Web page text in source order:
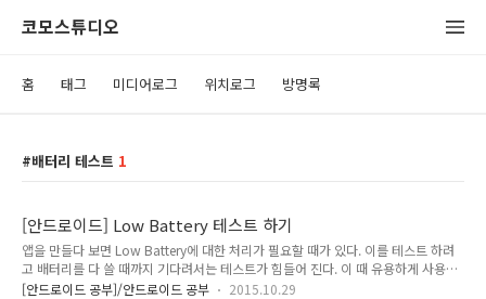
코모스튜디오
홈 태그 미디어로그 위치로그 방명록
배터리 테스트 1
[안드로이드] Low Battery 테스트 하기
앱을 만들다 보면 Low Battery에 대한 처리가 필요할 때가 있다. 이를 테스트 하려
고 배터리를 다 쓸 때까지 기다려서는 테스트가 힘들어 진다. 이 때 유용하게 사용할
수 있는 adb 명령어 입니다. adb shell am broadcast -a
[안드로이드 공부]/안드로이드 공부 2015.10.29